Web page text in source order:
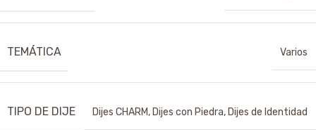
TEMÁTICA Varios
TIPO DE DIJE Dijes CHARM, Dijes con Piedra, Dijes de Identidad